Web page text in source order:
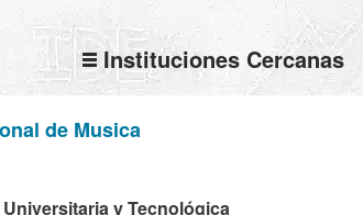
Instituciones Cercanas
de Musica
y Tecnológica